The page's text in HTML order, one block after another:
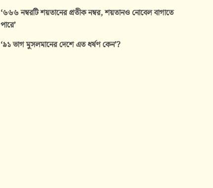
‘৬৬৬ নম্বরটি শয়তানের প্রতীক নম্বর, শয়তানও নোবেল বাগাতে
পারে’
‘৯১ ভাগ মুসলমানের দেশে এত ধর্ষণ কেন’?